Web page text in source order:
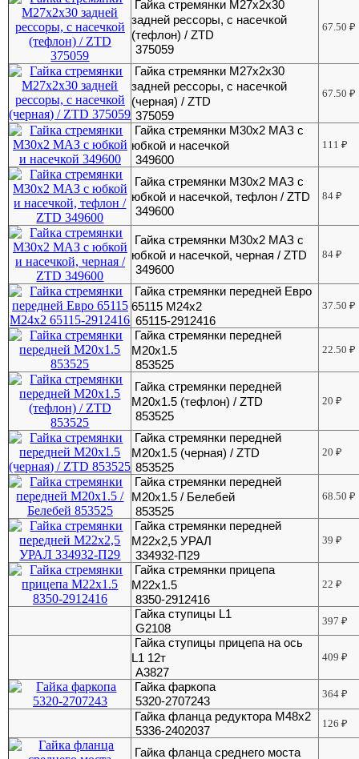
Гайка стремянки М27х2х30
задней рессоры, с насечкой
(тефлон) / ZTD
375059
67.50₽
Гайка стремянки М27х2х30
задней рессоры, с насечкой
(черная) / ZTD
375059
67.50₽
Гайка стремянки М30х2 МАЗ с
юбкой и насечкой
349600
111₽
Гайка стремянки М30х2 МАЗ с
юбкой и насечкой, тефлон / ZTD
349600
84₽
Гайка стремянки М30х2 МАЗ с
юбкой и насечкой, черная / ZTD
349600
84₽
Гайка стремянки передней Евро
65115 М24х2
65115-2912416
37.50₽
Гайка стремянки передней
М20х1.5
853525
22.50₽
Гайка стремянки передней
М20х1.5 (тефлон) / ZTD
853525
20₽
Гайка стремянки передней
М20х1.5 (черная) / ZTD
853525
20₽
Гайка стремянки передней
М20х1.5 / Белебей
853525
68.50₽
Гайка стремянки передней
М22х2,5 УРАЛ
334932-П29
39₽
Гайка стремянки прицепа
М22х1.5
8350-2912416
22₽
Гайка ступицы L1
G2108
397₽
Гайка ступицы прицепа на ось
L1 12т
А3827
409₽
Гайка фаркопа
5320-2707243
364₽
Гайка фланца редуктора М48х2
5336-2402037
126₽
Гайка фланца среднего моста